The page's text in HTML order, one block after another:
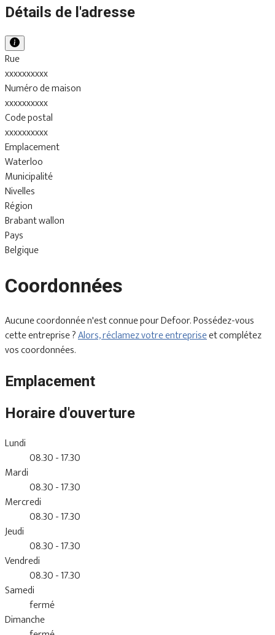
Détails de l'adresse
Rue
xxxxxxxxxx
Numéro de maison
xxxxxxxxxx
Code postal
xxxxxxxxxx
Emplacement
Waterloo
Municipalité
Nivelles
Région
Brabant wallon
Pays
Belgique
Coordonnées
Aucune coordonnée n'est connue pour Defoor. Possédez-vous
cette entreprise ?Alors, réclamez votre entrepriseet complétez
vos coordonnées.
Emplacement
Horaire d'ouverture
Lundi
08.30 - 17.30
Mardi
08.30 - 17.30
Mercredi
08.30 - 17.30
Jeudi
08.30 - 17.30
Vendredi
08.30 - 17.30
Samedi
fermé
Dimanche